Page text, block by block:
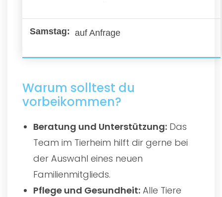
auf Anfrage
Warum solltest du
vorbeikommen?
Beratung und Unterstützung: Das
Team im Tierheim hilft dir gerne bei
der Auswahl eines neuen
Familienmitglieds.
Pflege und Gesundheit: Alle Tiere